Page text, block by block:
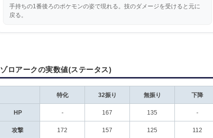
手持ちの1番後ろのポケモンの姿で現れる。技のダメージを受けると元に
戻る。
ゾロアークの実数値(ステータス)
特化 32振り 無振り 下降
HP - 167 135 -
攻撃 172 157 125 112